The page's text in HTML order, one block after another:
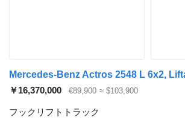
￥16,370,000 €89,900 ≈ $103,900
フックリフトトラック